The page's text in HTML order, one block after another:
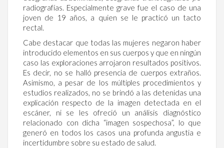
radiografías. Especialmente grave fue el caso de una
joven de 19 años, a quien se le practicó un tacto
rectal.
Cabe destacar que todas las mujeres negaron haber
introducido elementos en sus cuerpos y que en ningún
caso las exploraciones arrojaron resultados positivos.
Es decir, no se halló presencia de cuerpos extraños.
Asimismo, a pesar de los múltiples procedimientos y
estudios realizados, no se brindó a las detenidas una
explicación respecto de la imagen detectada en el
escáner, ni se les ofreció un análisis diagnóstico
relacionado con dicha “imagen sospechosa”, lo que
generó en todos los casos una profunda angustia e
incertidumbre sobre su estado de salud.